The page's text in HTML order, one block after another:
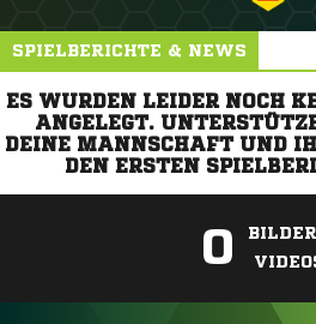
SPIELBERICHTE & NEWS
ES WURDEN LEIDER NOCH
ANGELEGT.
DEINE MANNSCHAFT UND
DEN ERSTEN
0